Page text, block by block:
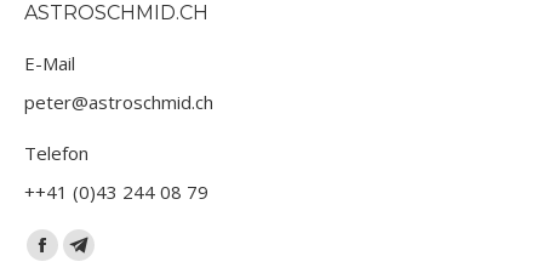
ASTROSCHMID.CH
E-Mail
peter@astroschmid.ch
Telefon
++41 (0)43 244 08 79
Finden Sie uns auf:
FacebookTelegram